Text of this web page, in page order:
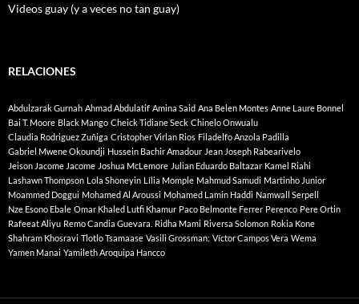
Videos guay (y a veces no tan guay)
RELACIONES
Abdulzarak Gurnah Ahmad Abdulatif Amina Said Ana Belen Montes Anne Laure Bonnel
Bai T. Moore Black Mango Cheick Tidiane Seck Chinelo Onwualu
Claudia Rodriguez Zuñiga Cristopher Virlan Rios Filadelfo Anzola Padilla
Gabriel Mwene Okoundji Hussein Bachir Amadour Jean Joseph Rabearivelo
Jeison Jacome Jacome Joshua McLemore Julian Eduardo Baltazar Kamel Riahi
Lashawn Thompson Lola Shoneyin Lília Momple Mahmud Samudi Martinho Junior
Moammed Doggui Mohamed Al Aroussi Mohamed Lamin Haddi Namwall Serpell
Nze Esono Ebale Omar Khaled Lutfi Khamur Paco Belmonte Ferrer Perenco Pere Ortin
Rafeeat Aliyu Remo Candia Guevara. Ridha Mami Riversa Solomon Rokia Kone
Shahram Khosravi Tlotlo Tsamaase Vasili Grossman: Víctor Campos Vera Wema
Yamen Manai Yamileth Aroquipa Hancco